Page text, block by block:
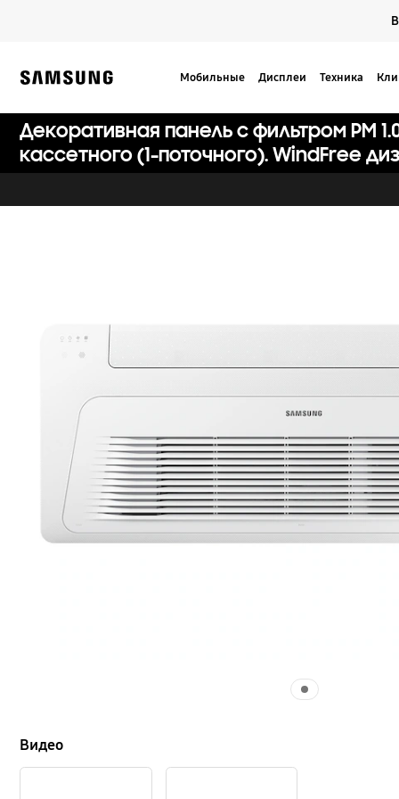
Мобильные Дисплеи Техника
Декоративная панель с фильтром PM
кассетного (1-поточного). WindFree
Видео